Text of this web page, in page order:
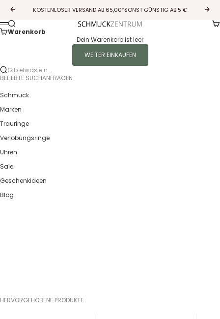
Zurück
KOSTENLOSER VERSAND AB 65,00*SONST GÜNSTIG AB 5 € Vor
Guldcenter
Menü
Suche
Warenkorb
Dein Warenkorb ist leer
WEITER EINKAUFEN
Gib etwas ein...
BELIEBTE SUCHANFRAGEN
Schmuck
Marken
Trauringe
Verlobungsringe
Uhren
Sale
Geschenkideen
Blog
HERVORGEHOBENE PRODUKTE